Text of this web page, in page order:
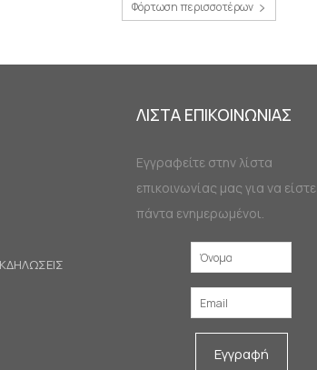
Φόρτωση περισσοτέρων
ΛΙΣΤΑ ΕΠΙΚΟΙΝΩΝΙΑΣ
Εγγραφείτε στην λίστα
επικοινωνίας μας για να είστε
πάντα ενημερωμένοι.
Εγγραφή